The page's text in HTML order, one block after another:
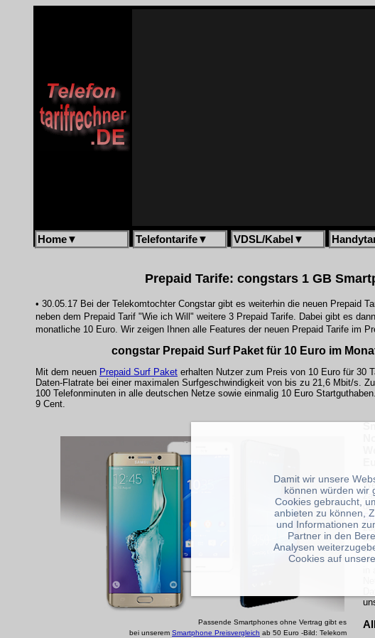
Home▼ Telefontarife▼ VDSL/Kabel ▼
Prepaid Tarife: congstars 1 GB
• 30.05.17 Bei der Telekomtochter Congstar gibt es weiterhin die neuen Prepaid
neben dem Prepaid Tarif "Wie ich Will" weitere 3 Prepaid Tarife. Dabei gibt es
monatliche 10 Euro. Wir zeigen Ihnen alle Features der neuen Prepaid Tarife im
congstar Prepaid Surf Paket für 10 Euro im
Mit dem neuen Prepaid Surf Paket erhalten Nutzer zum Preis von 10 Euro für 30
Daten-Flatrate bei einer maximalen Surfgeschwindigkeit von bis zu 21,6 Mbit/s.
100 Telefonminuten in alle deutschen Netze sowie einmalig 10 Euro
9 Cent.
Passende Smartphones ohne Vertrag gibt es
bei unserem Smartphone Preisvergleich ab 50 Euro -Bild: Telekom
30
Damit wir unsere
können würden wir
Cookies gebraucht,
anbieten zu können,
und Informationen
Partner in den
Analysen
Cookies auf